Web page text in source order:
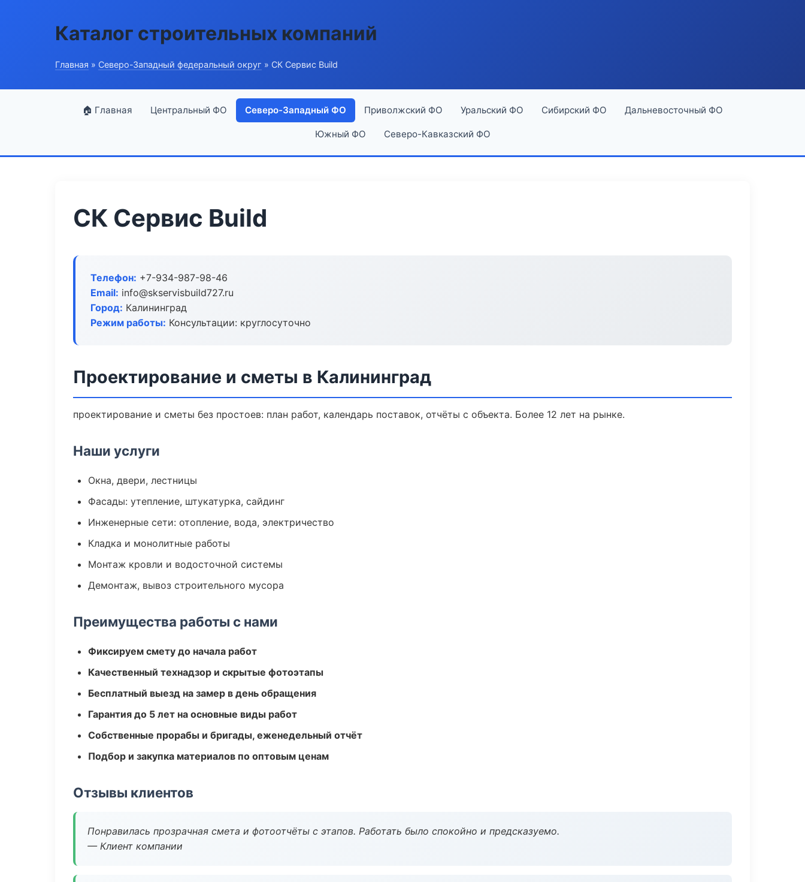
Каталог строительных компаний
Главная » Северо-Западный федеральный округ » СК Сервис Build
🏠 Главная Центральный ФО Северо-Западный ФО Приволжский ФО Уральский ФО Сибирский ФО Дальневосточный ФО
Южный ФО Северо-Кавказский ФО
СК Сервис Build
Телефон: +7-934-987-98-46
Email: info@skservisbuild727.ru
Город: Калининград
Режим работы: Консультации: круглосуточно
Проектирование и сметы в Калининград
проектирование и сметы без простоев: план работ, календарь поставок, отчёты с объекта. Более 12 лет на рынке.
Наши услуги
Окна, двери, лестницы
Фасады: утепление, штукатурка, сайдинг
Инженерные сети: отопление, вода, электричество
Кладка и монолитные работы
Монтаж кровли и водосточной системы
Демонтаж, вывоз строительного мусора
Преимущества работы с нами
Фиксируем смету до начала работ
Качественный технадзор и скрытые фотоэтапы
Бесплатный выезд на замер в день обращения
Гарантия до 5 лет на основные виды работ
Собственные прорабы и бригады, еженедельный отчёт
Подбор и закупка материалов по оптовым ценам
Отзывы клиентов
Понравилась прозрачная смета и фотоотчёты с этапов. Работать было спокойно и предсказуемо.
— Клиент компании